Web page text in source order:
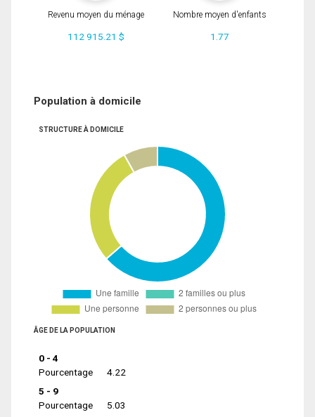
Revenu moyen du ménage
112 915.21 $
Nombre moyen d'enfants
1.77
Population à domicile
STRUCTURE À DOMICILE
ÂGE DE LA POPULATION
0 - 4
Pourcentage
4.22
5 - 9
Pourcentage
5.03